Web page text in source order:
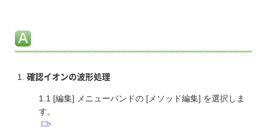
確認イオンの波形処理
1.1 [編集] メニューバンドの [メソッド編集] を選択しま
す。